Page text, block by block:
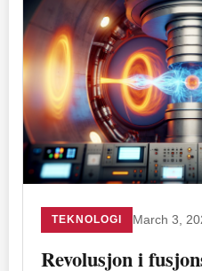
TEKNOLOGI March 3,
Revolusjon i